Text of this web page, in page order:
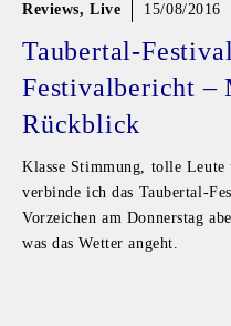
Reviews,Live 15/08/2016
Taubertal-
Festivalbericht –
Rückblick
Klasse Stimmung, tolle
verbinde ich das Taubertal-
Vorzeichen am Donnerstag
was das Wetter angeht.